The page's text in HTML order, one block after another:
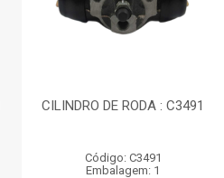
CILINDRO DE RODA : C3491
Código: C3491
Embalagem: 1